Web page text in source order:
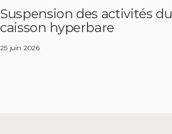
Suspension des activités du
caisson hyperbare
25 juin 2026